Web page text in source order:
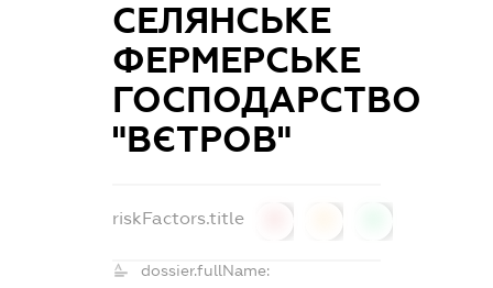
СЕЛЯНСЬКЕ
ФЕРМЕРСЬКЕ
ГОСПОДАРСТВО
"ВЄТРОВ"
riskFactors.title
dossier.fullName: